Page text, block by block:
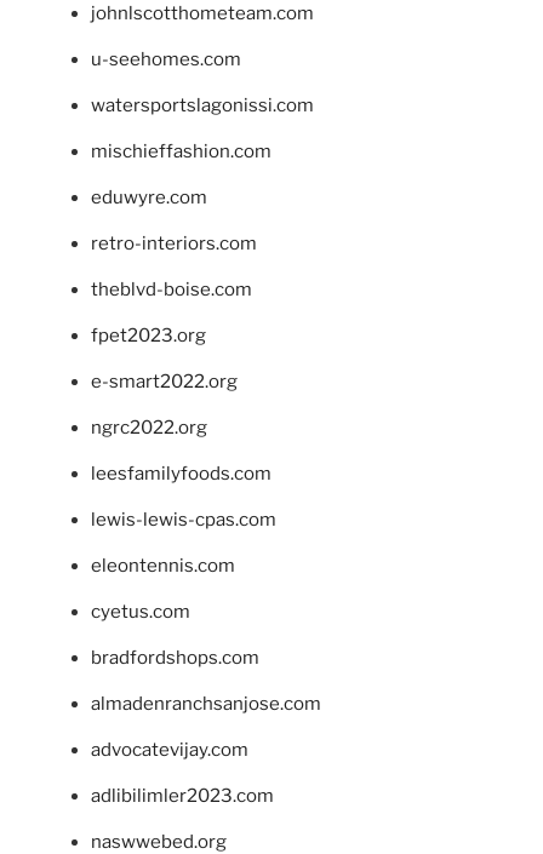
johnlscotthometeam.com
u-seehomes.com
watersportslagonissi.com
mischieffashion.com
eduwyre.com
retro-interiors.com
theblvd-boise.com
fpet2023.org
e-smart2022.org
ngrc2022.org
leesfamilyfoods.com
lewis-lewis-cpas.com
eleontennis.com
cyetus.com
bradfordshops.com
almadenranchsanjose.com
advocatevijay.com
adlibilimler2023.com
naswwebed.org